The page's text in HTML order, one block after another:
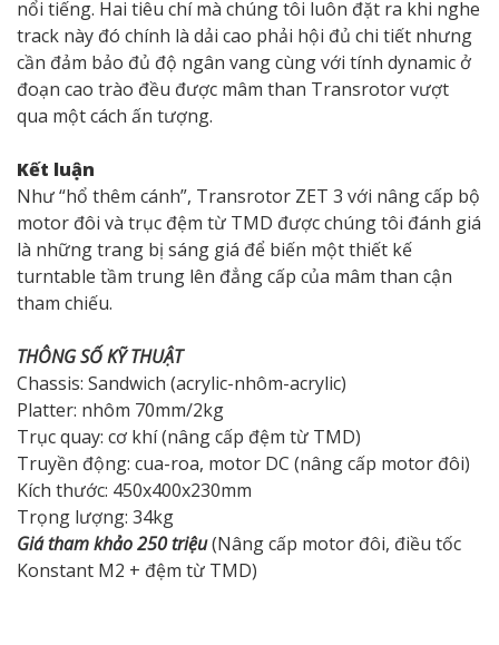
nổi tiếng. Hai tiêu chí mà chúng tôi luôn đặt ra khi nghe
track này đó chính là dải cao phải hội đủ chi tiết nhưng
cần đảm bảo đủ độ ngân vang cùng với tính dynamic ở
đoạn cao trào đều được mâm than Transrotor vượt
qua một cách ấn tượng.
Kết luận
Như “hổ thêm cánh”, Transrotor ZET 3 với nâng cấp bộ
motor đôi và trục đệm từ TMD được chúng tôi đánh giá
là những trang bị sáng giá để biến một thiết kế
turntable tầm trung lên đẳng cấp của mâm than cận
tham chiếu.
THÔNG SỐ KỸ THUẬT
Chassis: Sandwich (acrylic-nhôm-acrylic)
Platter: nhôm 70mm/2kg
Trục quay: cơ khí (nâng cấp đệm từ TMD)
Truyền động: cua-roa, motor DC (nâng cấp motor đôi)
Kích thước: 450x400x230mm
Trọng lượng: 34kg
Giá tham khảo 250 triệu(Nâng cấp motor đôi, điều tốc
Konstant M2 + đệm từ TMD)